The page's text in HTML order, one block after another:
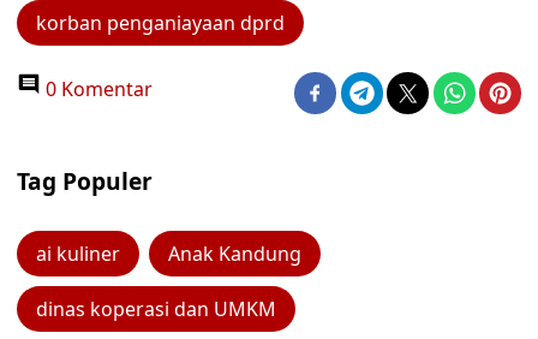
korban penganiayaan dprd
0 Komentar
Tag Populer
ai kuliner Anak Kandung
dinas koperasi dan UMKM